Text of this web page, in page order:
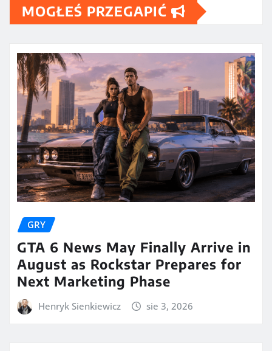
MOGŁEŚ PRZEGAPIĆ
GRY
GTA 6 News May Finally Arrive in
August as Rockstar Prepares for
Next Marketing Phase
Henryk Sienkiewicz sie 3, 2026